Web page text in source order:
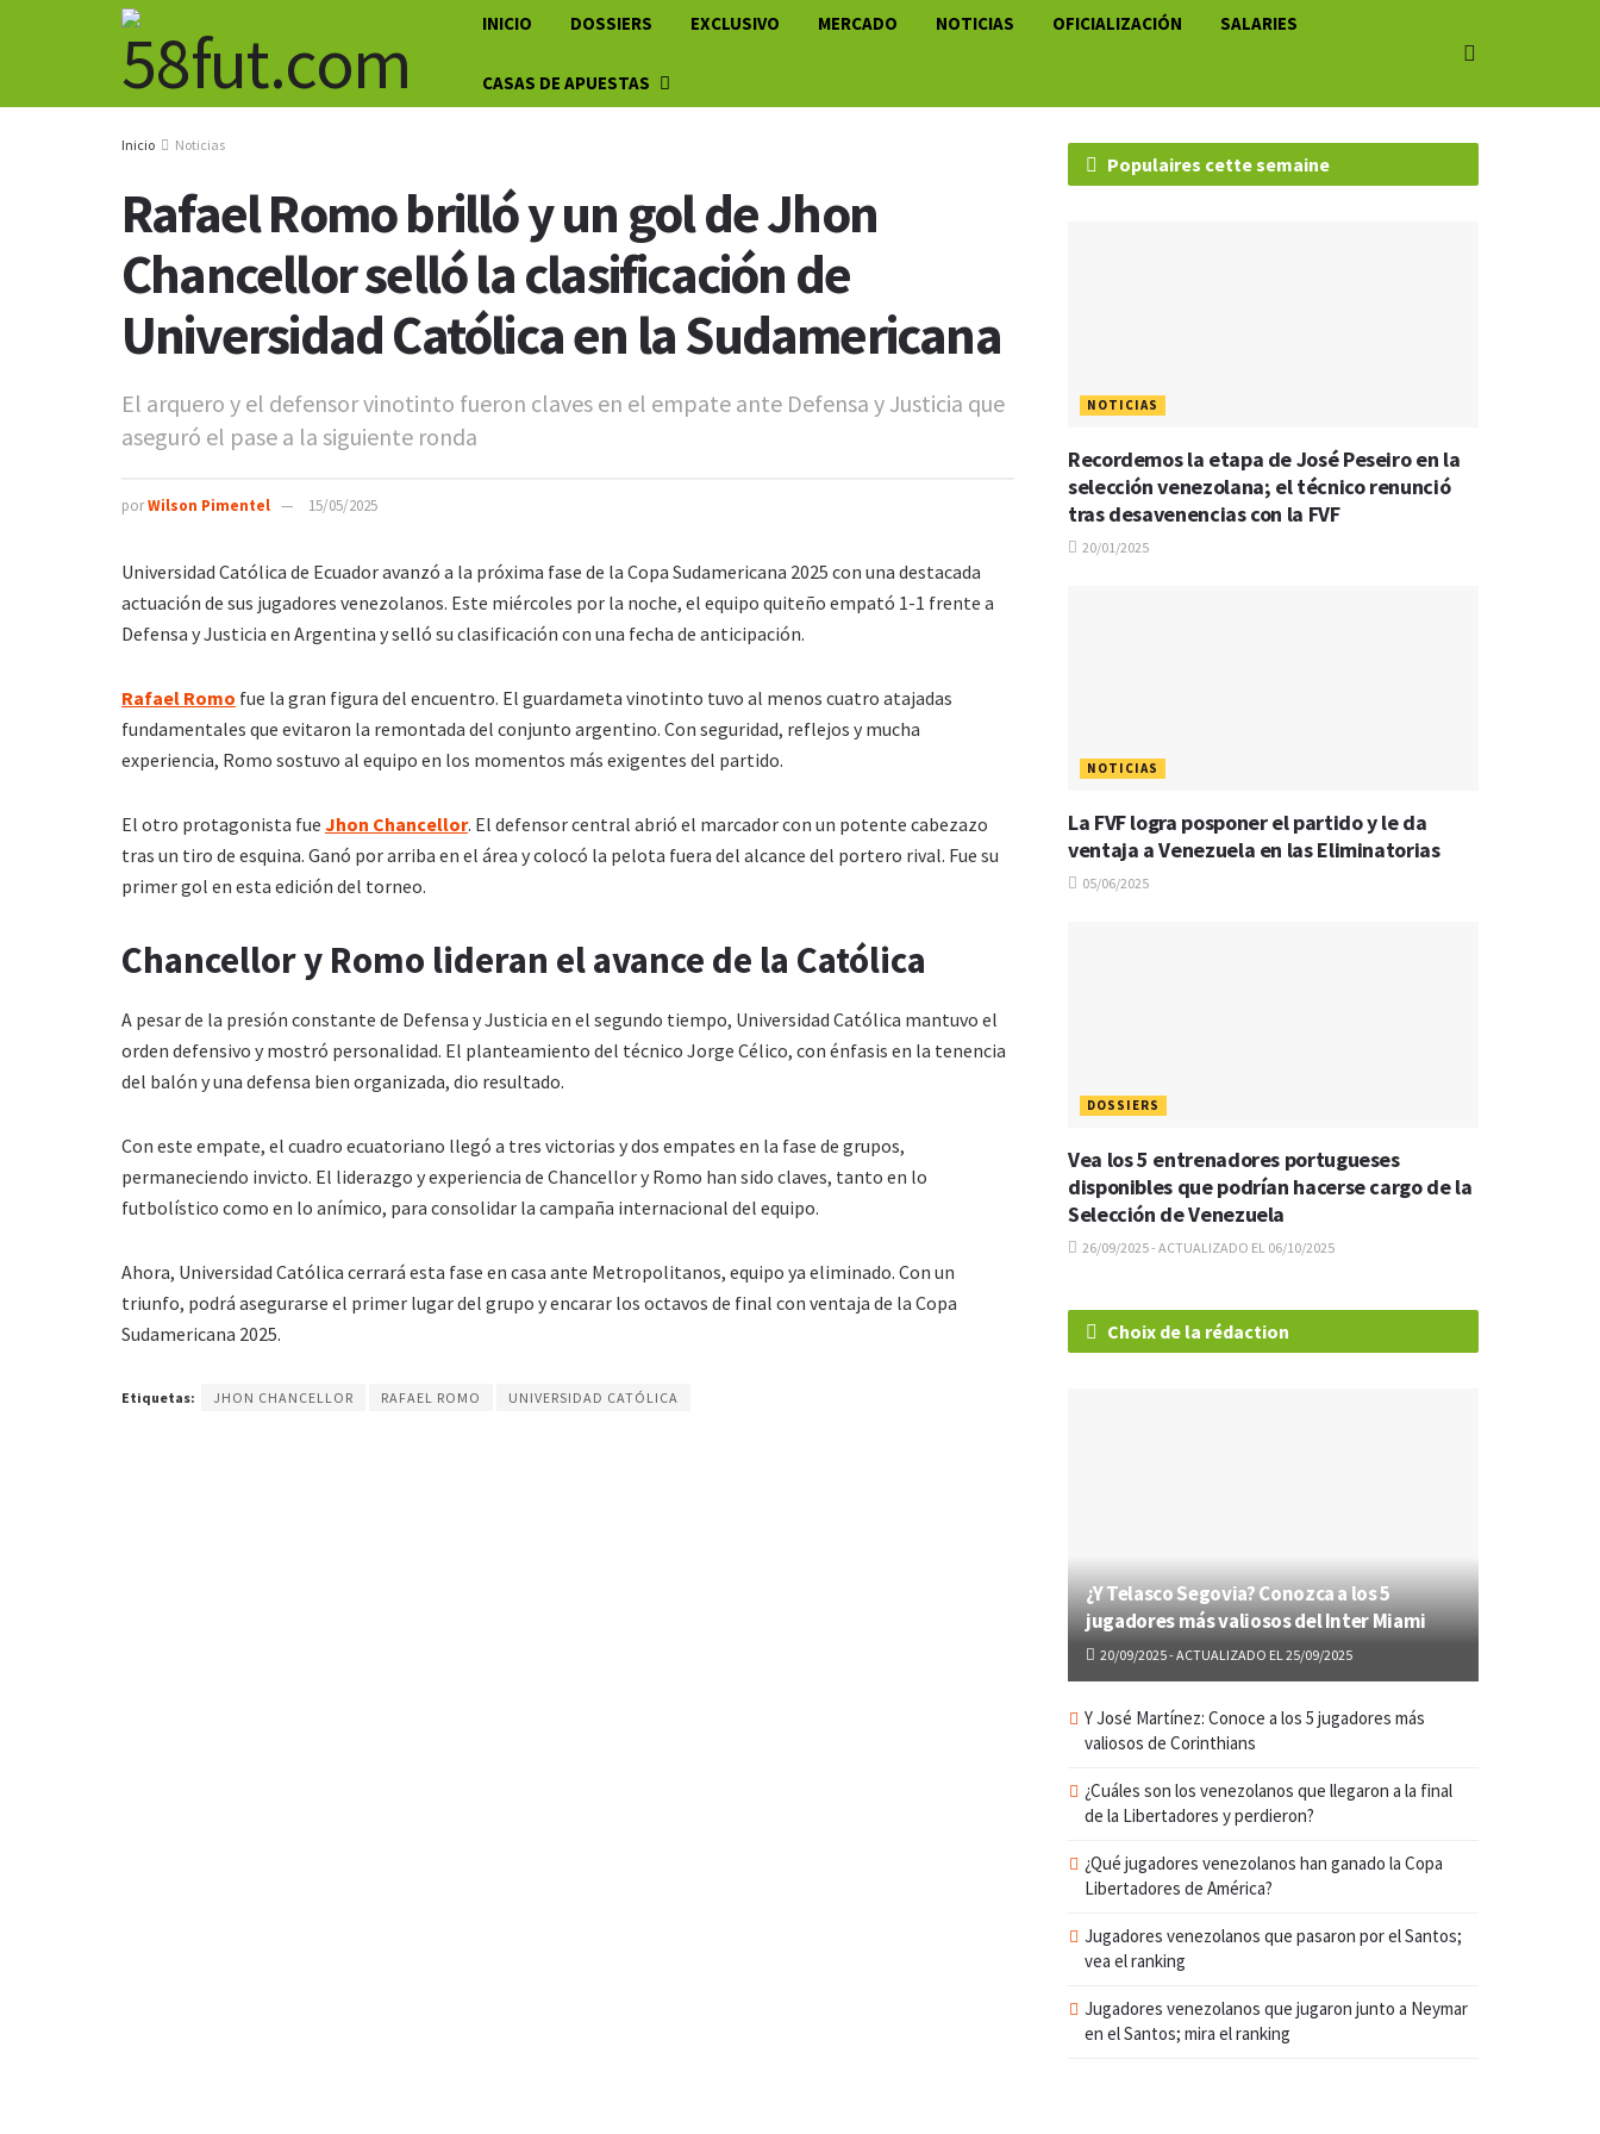
INICIO DOSSIERS EXCLUSIVO MERCADO NOTICIAS OFICIALIZACIÓN SALARIES
CASAS DE APUESTAS
Inicio Noticias
Rafael Romo brilló y un gol de Jhon
Chancellor selló la clasificación de
Universidad Católica en la Sudamericana
El arquero y el defensor vinotinto fueron claves en el empate ante Defensa y Justicia que
aseguró el pase a la siguiente ronda
porWilson Pimentel 15/05/2025
Universidad Católica de Ecuador avanzó a la próxima fase de la Copa Sudamericana 2025 con una destacada
actuación de sus jugadores venezolanos. Este miércoles por la noche, el equipo quiteño empató 1-1 frente a
Defensa y Justicia en Argentina y selló su clasificación con una fecha de anticipación.
Rafael Romo fue la gran figura del encuentro. El guardameta vinotinto tuvo al menos cuatro atajadas
fundamentales que evitaron la remontada del conjunto argentino. Con seguridad, reflejos y mucha
experiencia, Romo sostuvo al equipo en los momentos más exigentes del partido.
El otro protagonista fue Jhon Chancellor. El defensor central abrió el marcador con un potente cabezazo
tras un tiro de esquina. Ganó por arriba en el área y colocó la pelota fuera del alcance del portero rival. Fue su
primer gol en esta edición del torneo.
Chancellor y Romo lideran el avance de la Católica
A pesar de la presión constante de Defensa y Justicia en el segundo tiempo, Universidad Católica mantuvo el
orden defensivo y mostró personalidad. El planteamiento del técnico Jorge Célico, con énfasis en la tenencia
del balón y una defensa bien organizada, dio resultado.
Con este empate, el cuadro ecuatoriano llegó a tres victorias y dos empates en la fase de grupos,
permaneciendo invicto. El liderazgo y experiencia de Chancellor y Romo han sido claves, tanto en lo
futbolístico como en lo anímico, para consolidar la campaña internacional del equipo.
Ahora, Universidad Católica cerrará esta fase en casa ante Metropolitanos, equipo ya eliminado. Con un
triunfo, podrá asegurarse el primer lugar del grupo y encarar los octavos de final con ventaja de la Copa
Sudamericana 2025.
Etiquetas: JHON CHANCELLOR RAFAEL ROMO UNIVERSIDAD CATÓLICA
Populaires cette semaine
NOTICIAS
Recordemos la etapa de José Peseiro en la
selección venezolana; el técnico renunció
tras desavenencias con la FVF
20/01/2025
NOTICIAS
La FVF logra posponer el partido y le da
ventaja a Venezuela en las Eliminatorias
05/06/2025
DOSSIERS
Vea los 5 entrenadores portugueses
disponibles que podrían hacerse cargo de la
Selección de Venezuela
26/09/2025 - ACTUALIZADO EL 06/10/2025
Choix de la rédaction
¿Y Telasco Segovia? Conozca a los 5
jugadores más valiosos del Inter Miami
20/09/2025 - ACTUALIZADO EL 25/09/2025
Y José Martínez: Conoce a los 5 jugadores más
valiosos de Corinthians
¿Cuáles son los venezolanos que llegaron a la final
de la Libertadores y perdieron?
¿Qué jugadores venezolanos han ganado la Copa
Libertadores de América?
Jugadores venezolanos que pasaron por el Santos;
vea el ranking
Jugadores venezolanos que jugaron junto a Neymar
en el Santos; mira el ranking